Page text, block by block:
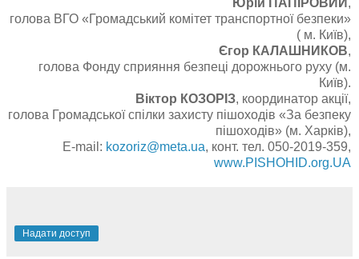
Юрій ПАПІРОВИЙ ,
голова ВГО «Громадський комітет транспортної безпеки»
( м. Київ),
Єгор КАЛАШНИКОВ,
голова Фонду сприяння безпеці дорожнього руху (м.
Київ).
Віктор КОЗОРІЗ, координатор акції,
голова Громадської спілки захисту пішоходів «За безпеку
пішоходів» (м. Харків),
E-mail: kozoriz@meta.ua, конт. тел. 050-2019-359,
www.PISHOHID.org.UA
Надати доступ